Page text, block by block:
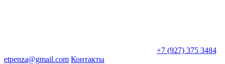
+7 (927) 375 3484
etpenza@gmail.com Контакты